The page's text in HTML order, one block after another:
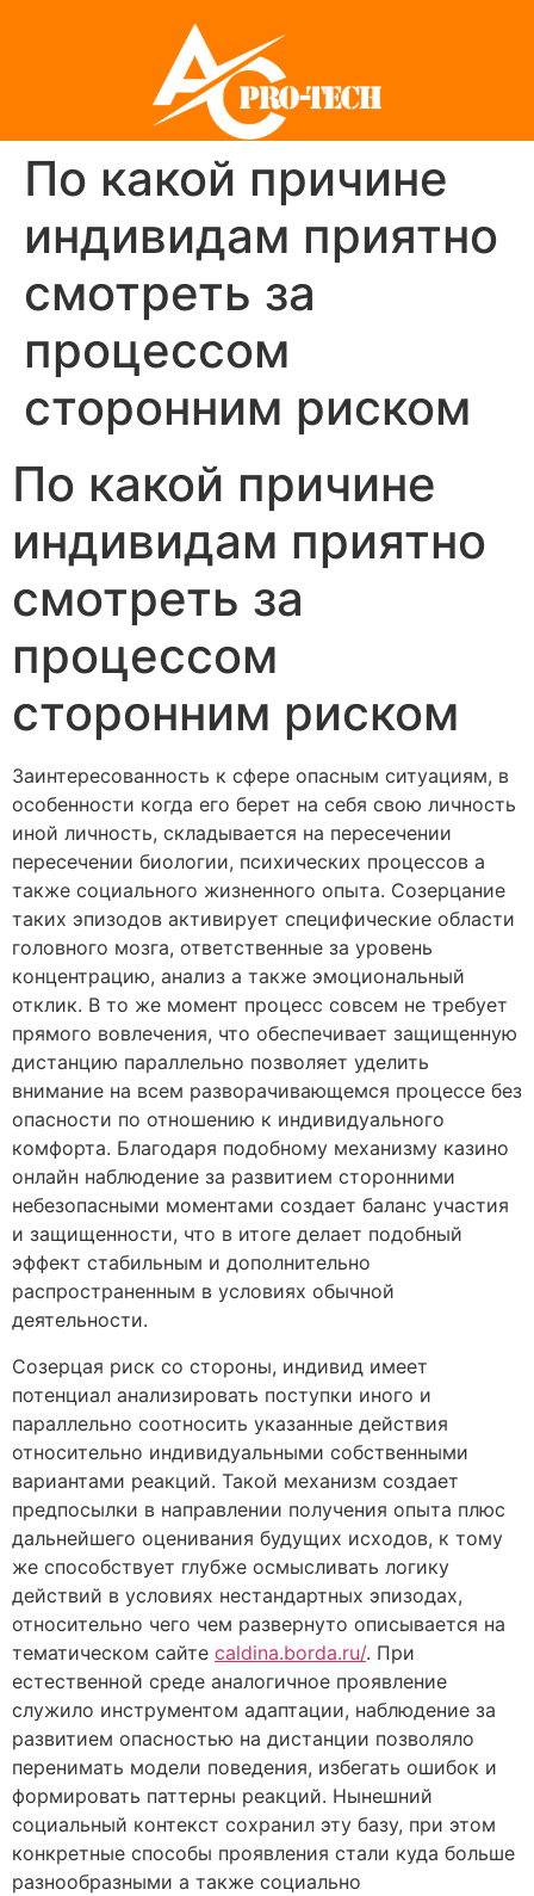
По какой причине
индивидам приятно
смотреть за
процессом
сторонним риском
По какой причине
индивидам приятно
смотреть за
процессом
сторонним риском
Заинтересованность к сфере опасным ситуациям, в
особенности когда его берет на себя свою личность
иной личность, складывается на пересечении
пересечении биологии, психических процессов а
также социального жизненного опыта. Созерцание
таких эпизодов активирует специфические области
головного мозга, ответственные за уровень
концентрацию, анализ а также эмоциональный
отклик. В то же момент процесс совсем не требует
прямого вовлечения, что обеспечивает защищенную
дистанцию параллельно позволяет уделить
внимание на всем разворачивающемся процессе без
опасности по отношению к индивидуального
комфорта. Благодаря подобному механизму казино
онлайн наблюдение за развитием сторонними
небезопасными моментами создает баланс участия
и защищенности, что в итоге делает подобный
эффект стабильным и дополнительно
распространенным в условиях обычной
деятельности.
Созерцая риск со стороны, индивид имеет
потенциал анализировать поступки иного и
параллельно соотносить указанные действия
относительно индивидуальными собственными
вариантами реакций. Такой механизм создает
предпосылки в направлении получения опыта плюс
дальнейшего оценивания будущих исходов, к тому
же способствует глубже осмысливать логику
действий в условиях нестандартных эпизодах,
относительно чего чем развернуто описывается на
тематическом сайте caldina.borda.ru/. При
естественной среде аналогичное проявление
служило инструментом адаптации, наблюдение за
развитием опасностью на дистанции позволяло
перенимать модели поведения, избегать ошибок и
формировать паттерны реакций. Нынешний
социальный контекст сохранил эту базу, при этом
конкретные способы проявления стали куда больше
разнообразными а также социально